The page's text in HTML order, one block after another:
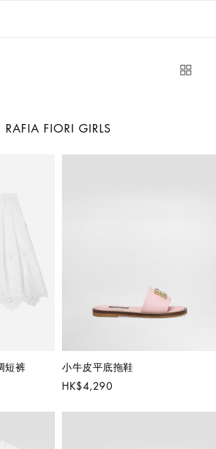
RAFIA FIORI GIRLS
短裤
小牛皮平底拖鞋
HK$4,290